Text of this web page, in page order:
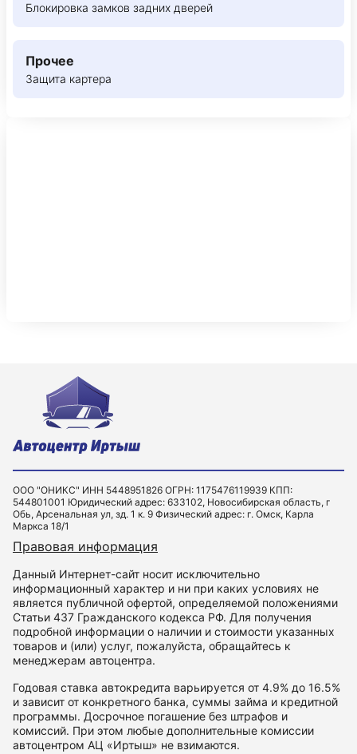
Блокировка замков задних дверей
Прочее
Защита картера
ООО "ОНИКС" ИНН 5448951826 ОГРН: 1175476119939 КПП:
544801001 Юридический адрес: 633102, Новосибирская область, г
Обь, Арсенальная ул, зд. 1 к. 9 Физический адрес: г. Омск, Карла
Маркса 18/1
Правовая информация
Данный Интернет-сайт носит исключительно
информационный характер и ни при каких условиях не
является публичной офертой, определяемой положениями
Статьи 437 Гражданского кодекса РФ. Для получения
подробной информации о наличии и стоимости указанных
товаров и (или) услуг, пожалуйста, обращайтесь к
менеджерам автоцентра.
Годовая ставка автокредита варьируется от 4.9% до 16.5%
и зависит от конкретного банка, суммы займа и кредитной
программы. Досрочное погашение без штрафов и
комиссий. При этом любые дополнительные комиссии
автоцентром АЦ «Иртыш» не взимаются.